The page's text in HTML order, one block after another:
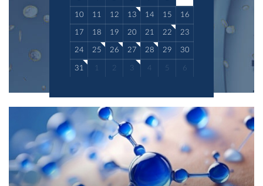
10 11 12 13 14 15 16
17 18 19 20 21 22 23
24 25 26 27 28 29 30
31 1 2 3 4 5 6